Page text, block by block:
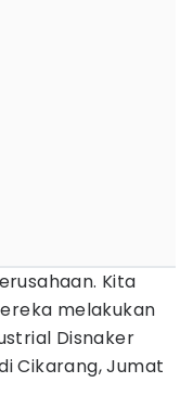
Kita
melakukan
Disnaker
Cikarang, Jumat